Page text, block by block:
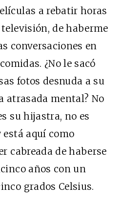
a rebatir horas
de haberme
conversaciones en
¿No le sacó
fotos desnuda a su
mental? No
su hijastra, no es
aquí como
cabreada de haberse
años con un
grados Celsius.